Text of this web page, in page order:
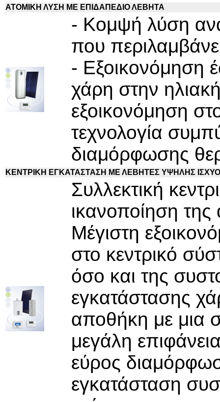
ΑΤΟΜΙΚΗ ΛΥΣΗ ΜΕ ΕΠΙΔΑΠΕΔΙΟ ΛΕΒΗΤΑ
- Κομψή λύση
που
- Εξοικονόμηση
χάρη στην
εξοικονόμηση
τεχνολογία
διαμόρφωσης
ΚΕΝΤΡΙΚΗ ΕΓΚΑΤΑΣΤΑΣΗ ΜΕ ΛΕΒΗΤΕΣ ΥΨΗΛΗΣ
Συλλεκτική
ικανοποίηση
Μέγιστη
στο κεντρικό
όσο και της
εγκατάστασης
αποθήκη με μια
μεγάλη
εύρος
εγκατάσταση